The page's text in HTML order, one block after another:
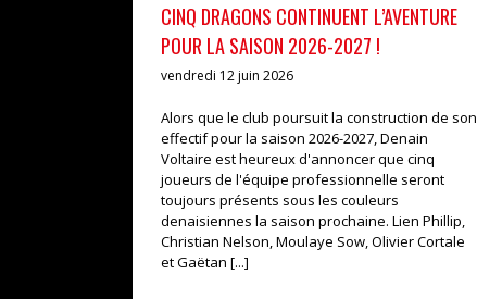
CINQ DRAGONS CONTINUENT L’AVENTURE
POUR LA SAISON 2026-2027 !
vendredi 12 juin 2026
Alors que le club poursuit la construction de son
effectif pour la saison 2026-2027, Denain
Voltaire est heureux d'annoncer que cinq
joueurs de l'équipe professionnelle seront
toujours présents sous les couleurs
denaisiennes la saison prochaine. Lien Phillip,
Christian Nelson, Moulaye Sow, Olivier Cortale
et Gaëtan [...]